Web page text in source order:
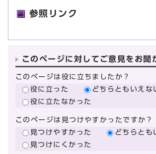
参照リンク
このページに対してご意見をお聞
このページは役に立ちましたか？
役に立った
どちらともいえな
役に立たなかった
このページは見つけやすかったですか？
見つけやすかった
どちらとも
見つけにくかった